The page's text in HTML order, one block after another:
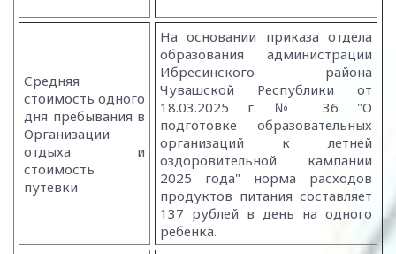
Средняя
стоимость одного
дня пребывания в
Организации
отдыха и
стоимость
путевки
На основании приказа отдела
образования администрации
Ибресинского района
Чувашской Республики от
18.03.2025 г. № 36 "О
подготовке образовательных
организаций к летней
оздоровительной кампании
2025 года" норма расходов
продуктов питания составляет
137 рублей в день на одного
ребенка.